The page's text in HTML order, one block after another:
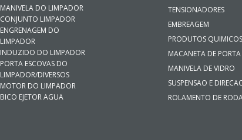
MANIVELA DO LIMPADOR
CONJUNTO LIMPADOR
ENGRENAGEM DO
LIMPADOR
INDUZIDO DO LIMPADOR
PORTA ESCOVAS DO
LIMPADOR/DIVERSOS
MOTOR DO LIMPADOR
BICO EJETOR AGUA
TENSIONADORES
EMBREAGEM
PRODUTOS QUIMICOS
MACANETA DE PORTA
MANIVELA DE VIDRO
SUSPENSAO E
ROLAMENTO DE